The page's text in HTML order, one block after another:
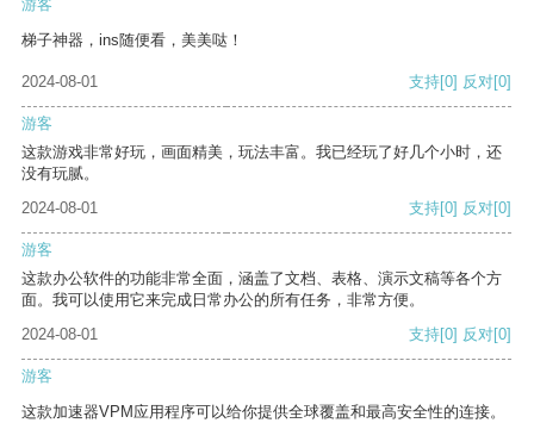
游客
梯子神器，ins随便看，美美哒！
2024-08-01 支持[0] 反对[0]
游客
这款游戏非常好玩，画面精美，玩法丰富。我已经玩了好几个小时，还
没有玩腻。
2024-08-01
支持[0] 反对[0]
游客
这款办公软件的功能非常全面，涵盖了文档、表格、演示文稿等各个方
面。我可以使用它来完成日常办公的所有任务，非常方便。
2024-08-01
支持[0] 反对[0]
游客
这款加速器VPM应用程序可以给你提供全球覆盖和最高安全性的连接。